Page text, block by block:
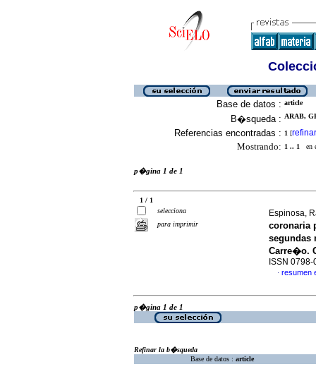
Base de datos : article
B�squeda : ARAB,
Referencias encontradas : 1 [refinar
Mostrando: 1 .. 1 en
p�gina 1 de 1
1 / 1
selecciona
para imprimir
Espinosa,
coronaria
segundas
Carre�o.
ISSN 0798-
· resumen
p�gina 1 de 1
Refinar la b�squeda
Base de datos : article